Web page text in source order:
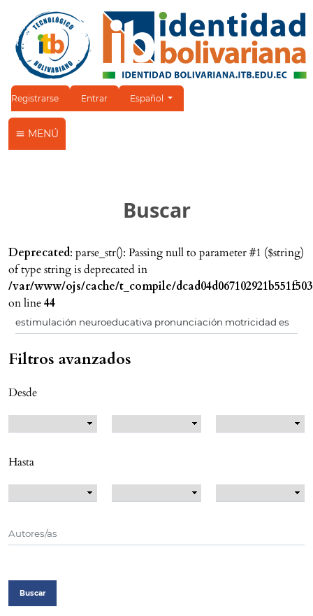
Registrarse Entrar Cambiar el idioma. El idioma actual es:
Español
MENÚ
Buscar
Deprecated: parse_str(): Passing null to parameter #1 ($string)
of type string is deprecated in
/var/www/ojs/cache/t_compile/
on line44
Filtros avanzados
Desde
Hasta
Buscar